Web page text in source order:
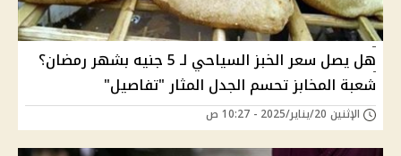
هل يصل سعر الخبز السياحي لـ 5 جنيه بشهر رمضان؟
شعبة المخابز تحسم الجدل المثار "تفاصيل"
الإثنين 20/يناير/2025 - 10:27 ص